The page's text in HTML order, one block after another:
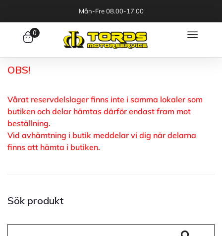
Mån-Fre 08.00-17.00
0
OBS!
Vårat reservdelslager finns inte i samma lokaler som
butiken och delar hämtas därför endast fram mot
beställning.
Vid avhämtning i butik meddelar vi dig när delarna
finns att hämta i butiken.
Sök produkt